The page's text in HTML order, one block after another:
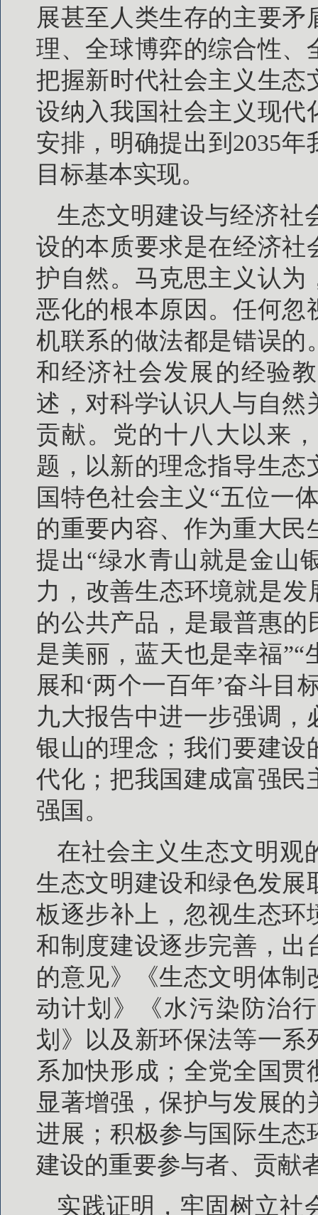
展甚至人类生存的主要
理、全球博弈的综合性、
把握新时代社会主义生态
设纳入我国社会主义现代
安排，明确提出到2035
目标基本实现。
生态文明建设与经济社
设的本质要求是在经济社
护自然。马克思主义认为
恶化的根本原因。任何忽
机联系的做法都是错误的
和经济社会发展的经验
述，对科学认识人与自
贡献。党的十八大以来
题，以新的理念指导生
国特色社会主义“五位一
的重要内容、作为重大
提出“绿水青山就是金山
力，改善生态环境就是发
的公共产品，是最普惠的
是美丽，蓝天也是幸福
展和‘两个一百年’奋斗目
九大报告中进一步强调
银山的理念；我们要建设
代化；把我国建成富强民
强国。
在社会主义生态文明观
生态文明建设和绿色发展
板逐步补上，忽视生态环
和制度建设逐步完善，出
的意见》《生态文明体
动计划》《水污染防治
划》以及新环保法等一
系加快形成；全党全国
显著增强，保护与发展
进展；积极参与国际生态
建设的重要参与者、贡献
实践证明，牢固树立社